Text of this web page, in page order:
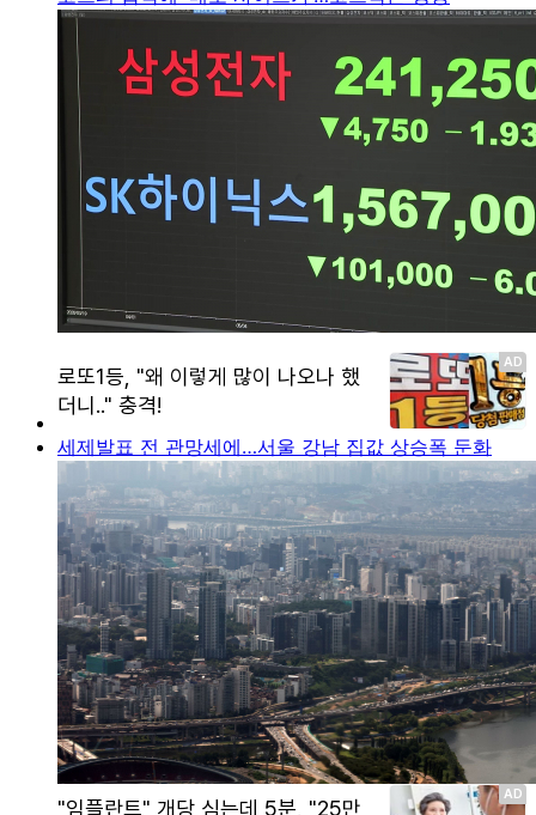
세제발표 전 관망세에…서울 강남 집값 상승폭 둔화